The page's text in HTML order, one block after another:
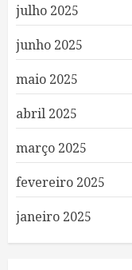
julho 2025
junho 2025
maio 2025
abril 2025
março 2025
fevereiro 2025
janeiro 2025